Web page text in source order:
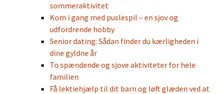
sommeraktivitet
Kom i gang med puslespil – en sjov og
udfordrende hobby
Senior dating: Sådan finder du kærligheden i
dine gyldne år
To spændende og sjove aktiviteter for hele
familien
Få lektiehjælp til dit barn og løft glæden ved at